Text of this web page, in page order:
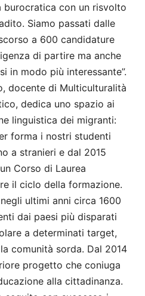
burocratica con un risvolto
Siamo passati dalle
a 600 candidature
di partire ma anche
in modo più interessante”.
docente di Multiculturalità
dedica uno spazio ai
linguistica dei migranti:
forma i nostri studenti
a stranieri e dal 2015
Corso di Laurea
il ciclo della formazione.
ultimi anni circa 1600
dai paesi più disparati
a determinati target,
comunità sorda. Dal 2014
progetto che coniuga
alla cittadinanza.